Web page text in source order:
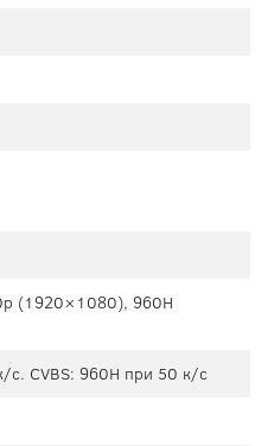
(1920×1080), 960H
CVBS: 960H при 50 к/с